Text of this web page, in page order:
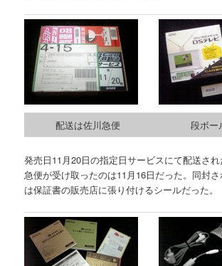
配送は佐川急便 段ボー
発売日11月20日の指定日サービスにて配送さ
急便が受け取ったのは11月16日だった。同封
は保証書の販売店に張り付けるシールだった。